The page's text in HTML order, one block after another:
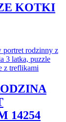
KOTKI
14254